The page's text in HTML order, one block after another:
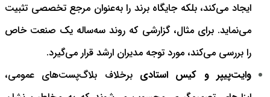
ایجاد می‌کند، بلکه جایگاه برند را به‌عنوان مرجع تخصصی تثبیت
می‌نماید. برای مثال، گزارشی که روند سه‌ساله یک صنعت خاص
را بررسی می‌کند، مورد توجه مدیران ارشد قرار می‌گیرد.
وایت‌پیپر و کیس استادی برخلاف بلاگ‌پست‌های عمومی،